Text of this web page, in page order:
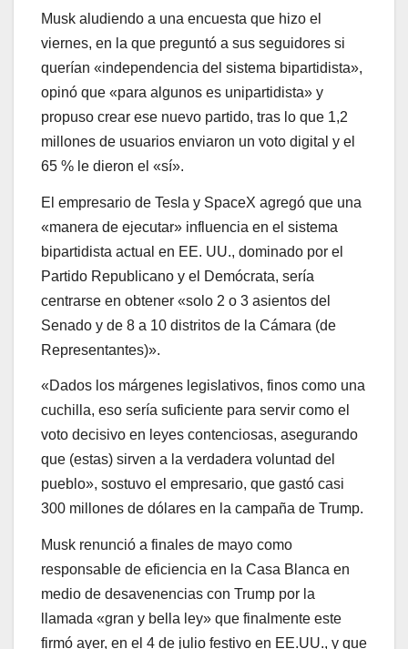
Musk aludiendo a una encuesta que hizo el
viernes, en la que preguntó a sus seguidores si
querían «independencia del sistema bipartidista»,
opinó que «para algunos es unipartidista» y
propuso crear ese nuevo partido, tras lo que 1,2
millones de usuarios enviaron un voto digital y el
65 % le dieron el «sí».
El empresario de Tesla y SpaceX agregó que una
«manera de ejecutar» influencia en el sistema
bipartidista actual en EE. UU., dominado por el
Partido Republicano y el Demócrata, sería
centrarse en obtener «solo 2 o 3 asientos del
Senado y de 8 a 10 distritos de la Cámara (de
Representantes)».
«Dados los márgenes legislativos, finos como una
cuchilla, eso sería suficiente para servir como el
voto decisivo en leyes contenciosas, asegurando
que (estas) sirven a la verdadera voluntad del
pueblo», sostuvo el empresario, que gastó casi
300 millones de dólares en la campaña de Trump.
Musk renunció a finales de mayo como
responsable de eficiencia en la Casa Blanca en
medio de desavenencias con Trump por la
llamada «gran y bella ley» que finalmente este
firmó ayer, en el 4 de julio festivo en EE.UU., y que